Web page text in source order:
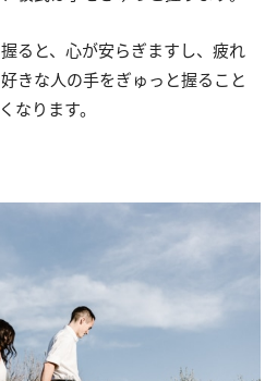
ると、心が安らぎますし、疲れ
きな人の手をぎゅっと握ること
なります。